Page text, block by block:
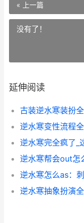
« 上一篇
没有了！
延伸阅读
逆水寒变性流程
逆水寒完全疯了_
逆水寒怎么as：